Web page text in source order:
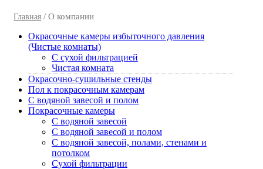
Главная / О компании
Окрасочные камеры избыточного давления
(Чистые комнаты)
C сухой фильтрацией
Чистая комната
Окрасочно-сушильные стенды
Пол к покрасочным камерам
C водяной завесой и полом
Покрасочные камеры
C водяной завесой
C водяной завесой и полом
C водяной завесой, полами, стенами и
потолком
Cухой фильтрации